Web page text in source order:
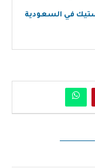
في السعودية